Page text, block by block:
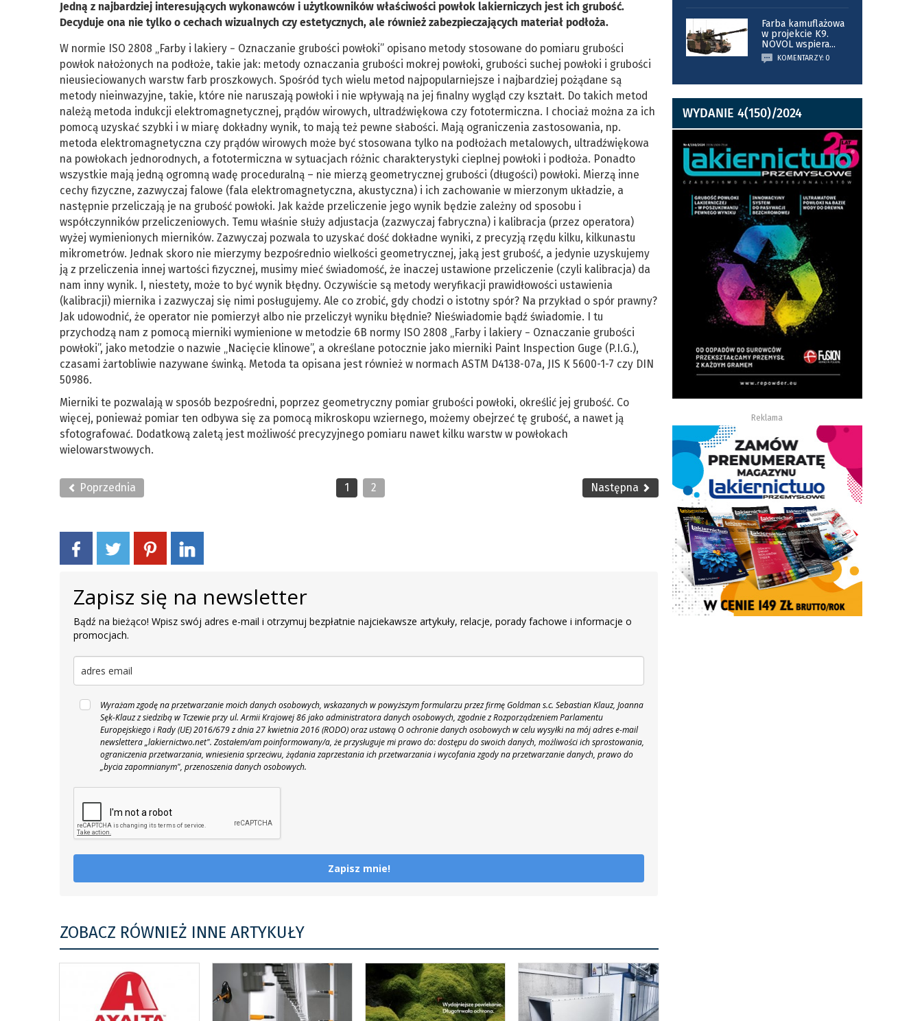
Jedną z najbardziej interesujących wykonawców i użytkowników właściwości powłok lakierniczych jest ich grubość.
Decyduje ona nie tylko o cechach wizualnych czy estetycznych, ale również zabezpieczających materiał podłoża.
W normie ISO 2808 „Farby i lakiery − Oznaczanie grubości powłoki” opisano metody stosowane do pomiaru grubości
powłok nałożonych na podłoże, takie jak: metody oznaczania grubości mokrej powłoki, grubości suchej powłoki i grubości
nieusieciowanych warstw farb proszkowych. Spośród tych wielu metod najpopularniejsze i najbardziej pożądane są
metody nieinwazyjne, takie, które nie naruszają powłoki i nie wpływają na jej finalny wygląd czy kształt. Do takich metod
należą metoda indukcji elektromagnetycznej, prądów wirowych, ultradźwiękowa czy fototermiczna. I chociaż można za ich
pomocą uzyskać szybki i w miarę dokładny wynik, to mają też pewne słabości. Mają ograniczenia zastosowania, np.
metoda elektromagnetyczna czy prądów wirowych może być stosowana tylko na podłożach metalowych, ultradźwiękowa
na powłokach jednorodnych, a fototermiczna w sytuacjach różnic charakterystyki cieplnej powłoki i podłoża. Ponadto
wszystkie mają jedną ogromną wadę proceduralną – nie mierzą geometrycznej grubości (długości) powłoki. Mierzą inne
cechy fizyczne, zazwyczaj falowe (fala elektromagnetyczna, akustyczna) i ich zachowanie w mierzonym układzie, a
następnie przeliczają je na grubość powłoki. Jak każde przeliczenie jego wynik będzie zależny od sposobu i
współczynników przeliczeniowych. Temu właśnie służy adjustacja (zazwyczaj fabryczna) i kalibracja (przez operatora)
wyżej wymienionych mierników. Zazwyczaj pozwala to uzyskać dość dokładne wyniki, z precyzją rzędu kilku, kilkunastu
mikrometrów. Jednak skoro nie mierzymy bezpośrednio wielkości geometrycznej, jaką jest grubość, a jedynie uzyskujemy
ją z przeliczenia innej wartości fizycznej, musimy mieć świadomość, że inaczej ustawione przeliczenie (czyli kalibracja) da
nam inny wynik. I, niestety, może to być wynik błędny. Oczywiście są metody weryfikacji prawidłowości ustawienia
(kalibracji) miernika i zazwyczaj się nimi posługujemy. Ale co zrobić, gdy chodzi o istotny spór? Na przykład o spór prawny?
Jak udowodnić, że operator nie pomierzył albo nie przeliczył wyniku błędnie? Nieświadomie bądź świadomie. I tu
przychodzą nam z pomocą mierniki wymienione w metodzie 6B normy ISO 2808 „Farby i lakiery − Oznaczanie grubości
powłoki”, jako metodzie o nazwie „Nacięcie klinowe”, a określane potocznie jako mierniki Paint Inspection Guge (P.I.G.),
czasami żartobliwie nazywane świnką. Metoda ta opisana jest również w normach ASTM D4138-07a, JIS K 5600-1-7 czy DIN
50986.
Mierniki te pozwalają w sposób bezpośredni, poprzez geometryczny pomiar grubości powłoki, określić jej grubość. Co
więcej, ponieważ pomiar ten odbywa się za pomocą mikroskopu wziernego, możemy obejrzeć tę grubość, a nawet ją
sfotografować. Dodatkową zaletą jest możliwość precyzyjnego pomiaru nawet kilku warstw w powłokach
wielowarstwowych.
Poprzednia 1 2 Następna
Zapisz się na newsletter
Bądź na bieżąco! Wpisz swój adres e-mail i otrzymuj bezpłatnie najciekawsze artykuły, relacje, porady fachowe i informacje o
promocjach.
Wyrażam zgodę na przetwarzanie moich danych osobowych, wskazanych w powyższym formularzu przez firmę Goldman s.c. Sebastian Klauz, Joanna
Sęk-Klauz z siedzibą w Tczewie przy ul. Armii Krajowej 86 jako administratora danych osobowych, zgodnie z Rozporządzeniem Parlamentu
Europejskiego i Rady (UE) 2016/679 z dnia 27 kwietnia 2016 (RODO) oraz ustawą O ochronie danych osobowych w celu wysyłki na mój adres e-mail
newslettera „lakiernictwo.net". Zostałem/am poinformowany/a, że przysługuje mi prawo do: dostępu do swoich danych, możliwości ich sprostowania,
ograniczenia przetwarzania, wniesienia sprzeciwu, żądania zaprzestania ich przetwarzania i wycofania zgody na przetwarzanie danych, prawo do
„bycia zapomnianym", przenoszenia danych osobowych.
Zapisz mnie!
ZOBACZ RÓWNIEŻ INNE ARTYKUŁY
Farba kamuflażowa
w projekcie K9.
NOVOL wspiera...
KOMENTARZY: 0
WYDANIE 4(150)/2024
Reklama